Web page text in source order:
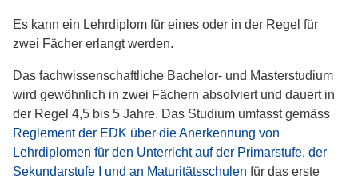
Es kann ein Lehrdiplom für eines oder in der Regel für
zwei Fächer erlangt werden.
Das fachwissenschaftliche Bachelor- und Masterstudium
wird gewöhnlich in zwei Fächern absolviert und dauert in
der Regel 4,5 bis 5 Jahre. Das Studium umfasst gemäss
Reglement der EDK über die Anerkennung von
Lehrdiplomen für den Unterricht auf der Primarstufe, der
Sekundarstufe I und an Maturitätsschulen für das erste